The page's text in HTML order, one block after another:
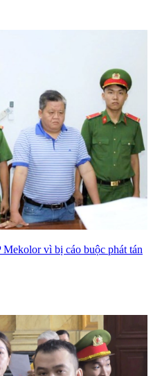
vì bị cáo buộc phát tán